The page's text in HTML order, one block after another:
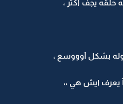
حلقه يجف أكثر ،
بشكل آوووسع ،
يعرف ايش هي ،،